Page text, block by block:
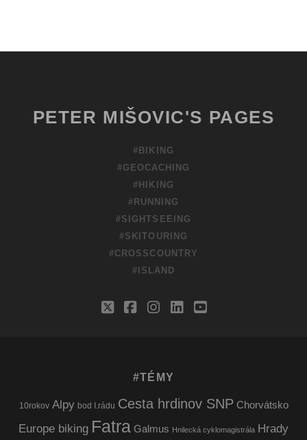
PETER MIŠOVIC'S PAGES
#BIKING
#GEOCACHING
#HIKING
#RUNNING
#SIGHTSEEING
#SKITOURING
#CROSSCOUNTRY
#ISLAND
twitterfacebook
instagram
linkedinyoutube
#TÉMY
10rokov Alpy bod I.rádu Cesta hrdinov SNP Chorvátsko
Europe biking Fatra Galmus Hnilecká cyklomagistrála Hrady